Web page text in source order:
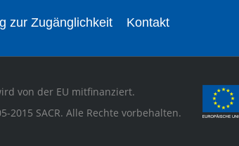
zur Zugänglichkeit Kontakt
von der EU mitfinanziert.
2015 SACR. Alle Rechte vorbehalten.